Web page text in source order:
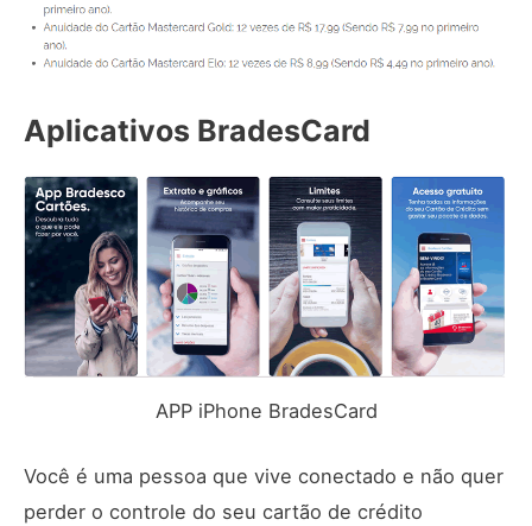
Aplicativos BradesCard
APP iPhone BradesCard
Você é uma pessoa que vive conectado e não quer
perder o controle do seu cartão de crédito